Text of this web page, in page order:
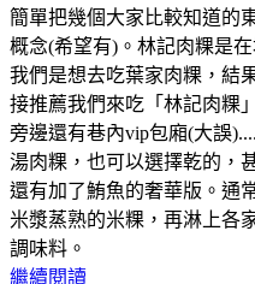
簡單把幾個大家比較知道的
概念(希望有)。林記肉粿是
我們是想去吃葉家肉粿，結
接推薦我們來吃「林記肉粿
旁邊還有巷內vip包廂(大誤
湯肉粿，也可以選擇乾的，
還有加了鮪魚的奢華版。通
米漿蒸熟的米粿，再淋上各
調味料。
繼續閱讀